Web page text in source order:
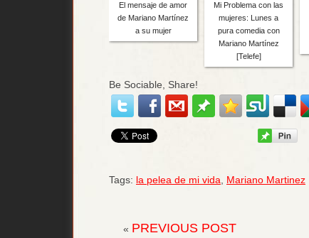
El mensaje de amor
de Mariano Martínez
a su mujer
Mi Problema con las
mujeres: Lunes a
pura comedia con
Mariano Martínez
[Telefe]
Be Sociable, Share!
Tags: la pelea de mi vida, Mariano Martinez
« PREVIOUS POST